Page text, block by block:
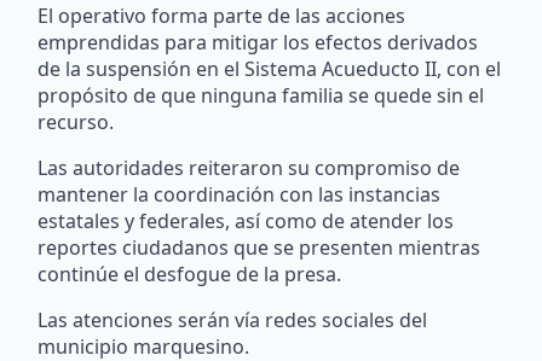
El operativo forma parte de las acciones
emprendidas para mitigar los efectos derivados
de la suspensión en el Sistema Acueducto II, con el
propósito de que ninguna familia se quede sin el
recurso.
Las autoridades reiteraron su compromiso de
mantener la coordinación con las instancias
estatales y federales, así como de atender los
reportes ciudadanos que se presenten mientras
continúe el desfogue de la presa.
Las atenciones serán vía redes sociales del
municipio marquesino.